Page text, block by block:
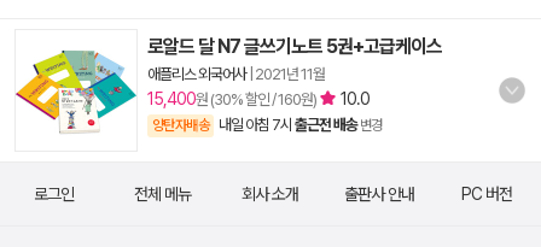
로알드 달 N7 글쓰기노트 5권+고급케이스
애플리스 외국어사| 2021년 11월
15,400원 (30% 할인 / 160원) 10.0
양탄자배송 내일 아침 7시 출근전 배송 변경
로그인 전체 메뉴 회사 소개 출판사 안내 PC 버전